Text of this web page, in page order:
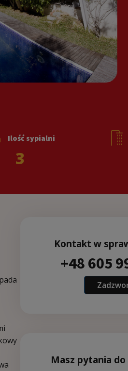
Ilość sypialni
3
Kontakt w
+48 605
Masz pytania